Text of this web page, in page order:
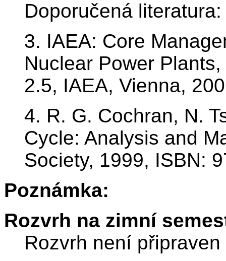
Doporučená literatura:
3. IAEA: Core
Nuclear Power
2.5, IAEA, Vienna,
4. R. G. Cochran, N.
Cycle: Analysis and
Society, 1999, ISBN:
Poznámka:
Rozvrh na zimní
Rozvrh není připraven